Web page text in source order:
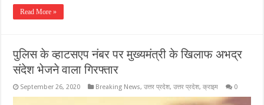
Read More »
पुलिस के व्हाटसएप नंबर पर मुख्यमंत्री के खिलाफ अभद्र
संदेश भेजने वाला गिरफ्तार
September 26, 2020 Breaking News,उत्तर प्रदेश,उत्तर प्रदेश,क्राइम 0